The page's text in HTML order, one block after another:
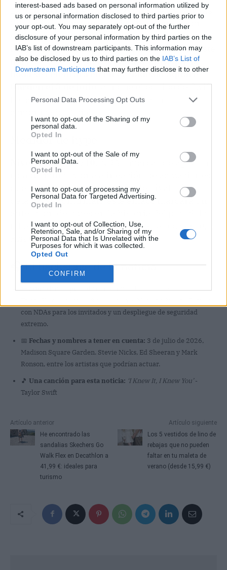
interest-based ads based on personal information utilized by
us or personal information disclosed to third parties prior to
your opt-out. You may separately opt-out of the further
disclosure of your personal information by third parties on the
IAB’s list of downstream participants. This information may
also be disclosed by us to third parties on the IAB’s List of
Downstream Participants that may further disclose it to other
Personal Data Processing Opt Outs
I want to opt-out of the Sharing of my
personal data.
Opted In
I want to opt-out of the Sale of my
Personal Data.
Opted In
I want to opt-out of processing my
Personal Data for Targeted Advertising.
Opted In
I want to opt-out of Collection, Use,
Retention, Sale, and/or Sharing of my
Personal Data that Is Unrelated with the
Purposes for which it was collected.
Opted Out
CONFIRM
La guinda la ponen los jugadores de los Kansas
City Chiefs, compañeros de Kelce, que según
varios reportes ya habrían reservado
habitaciones en hoteles de Manhattan para este
mismo fin de semana.Todo apunta a que la
boda se celebrará en en el Madison Square
Garden el 3 de julio, aunque el equipo de Swift,
fiel a su política, no ha hecho ningún
Medidor de hype
Nivel de hype: 9/10.
NDAs, marcas de agua, un
estadio mítico y una alineación de actuaciones
que haría temblar a cualquier festival. Si los
detalles se confirman, este enlace marcará un
falta que suene el primer acorde de
Knew You’.
🎧 El backstage de la noticia
🔑¿Qué tienes que saber sí o sí?:La boda de Taylor Swift y
con NDAs para los invitados y un despliegue de seguridad
extremo.
📅 Fechas y nombres a tener en cuenta: 3 de julio de 2026,
Madison Square Garden. Stevie Nicks, Ed Sheeran y Mark
Ronson, entre los artistas que podrían actuar.
🎵 Una canción para esta noticia: ‘I Knew It, I Knew You’-
Taylor Swift
Artículo anterior
He encontrado las
sandalias Skechers Go
Walk Flex en Decathlon a
41,99 €: ideales para
turismo
Artículo siguiente
Los 5 vestidos de lino de
rebajas que no pueden
faltar en tu maleta de
verano (desde 15,99 €)